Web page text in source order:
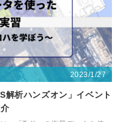
2023/1/27
解析ハンズオン」イベント